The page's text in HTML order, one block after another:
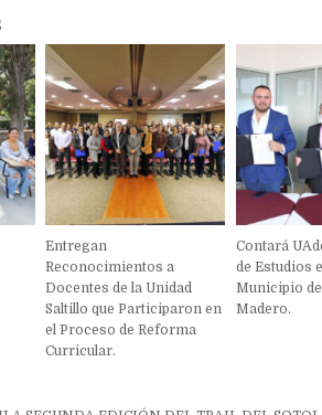
Entregan
Reconocimientos a
Docentes de la Unidad
Saltillo que Participaron en
el Proceso de Reforma
Curricular.
Contará
de Estudios
Municipio
Madero.